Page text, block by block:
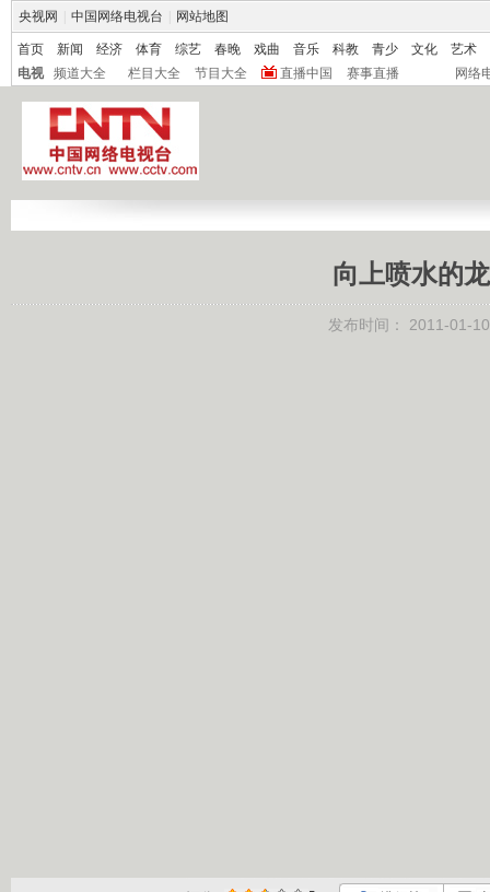
央视网 中国网络电视台 网站地图
首页 新闻 经济 体育 综艺 春晚 戏曲 音乐 科教 青少 文化
艺术
电视
频道大全 栏目大全 节目大全 直播中国 赛事直播 网络
向上喷水的
发布时间： 2011-01-